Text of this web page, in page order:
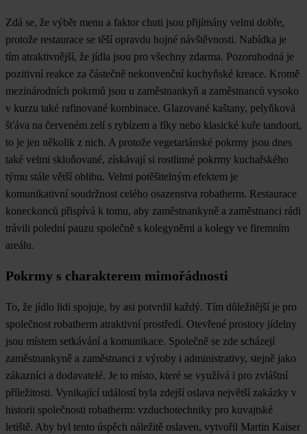
Zdá se, že výběr menu a faktor chuti jsou přijímány velmi dobře,
protože restaurace se těší opravdu hojné návštěvnosti. Nabídka je
tím atraktivnější, že jídla jsou pro všechny zdarma. Pozoruhodná je
pozitivní reakce za částečně nekonvenční kuchyňské kreace. Kromě
mezinárodních pokrmů jsou u zaměstnankyň a zaměstnanců vysoko
v kurzu také rafinované kombinace. Glazované kaštany, pelyňková
šťáva na červeném zelí s rybízem a fíky nebo klasické kuře tandoori,
to je jen několik z nich. A protože vegetariánské pokrmy jsou dnes
také velmi skloňované, získávají si rostlinné pokrmy kuchařského
týmu stále větší oblibu. Velmi potěšitelným efektem je
komunikativní soudržnost celého osazenstva robatherm. Restaurace
koneckonců přispívá k tomu, aby zaměstnankyně a zaměstnanci rádi
trávili polední pauzu společně s kolegyněmi a kolegy ve firemním
areálu.
Pokrmy s charakterem mimořádnosti
To, že jídlo lidi spojuje, by asi potvrdil každý. Tím důležitější je pro
společnost robatherm atraktivní prostředí. Otevřené prostory jídelny
jsou místem setkávání a komunikace. Společně se zde scházejí
zaměstnankyně a zaměstnanci z výroby i administrativy, stejně jako
zákazníci a dodavatelé. Je to místo, které se využívá i pro zvláštní
příležitosti. Vynikající událostí byla zdejší oslava největší zakázky v
historii společnosti robatherm: vzduchotechniky pro kuvajtské
letiště. Aby byl tento úspěch náležitě oslaven, vytvořil Martin Kaiser